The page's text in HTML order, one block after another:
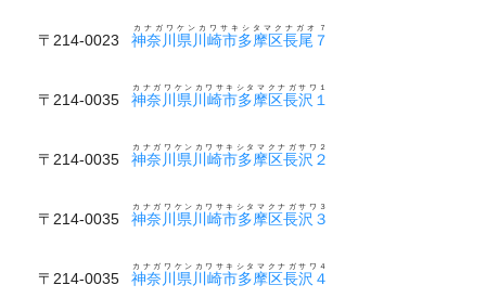
〒214-0023 神奈川県川崎市多摩区長尾７
カナガワケンカワサキシタマクナガオ７
〒214-0035 神奈川県川崎市多摩区長沢１
カナガワケンカワサキシタマクナガサワ１
〒214-0035 神奈川県川崎市多摩区長沢２
カナガワケンカワサキシタマクナガサワ２
〒214-0035 神奈川県川崎市多摩区長沢３
カナガワケンカワサキシタマクナガサワ３
〒214-0035 神奈川県川崎市多摩区長沢４
カナガワケンカワサキシタマクナガサワ４